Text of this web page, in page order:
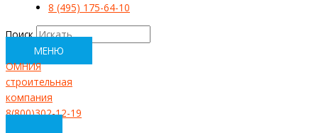
8 (495) 175-64-10
Поиск
МЕНЮ
ОМНИЯ
строительная
компания
8(800)302-12-19